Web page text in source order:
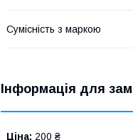
Сумісність з маркою
Інформація для
Ціна: 200 ₴